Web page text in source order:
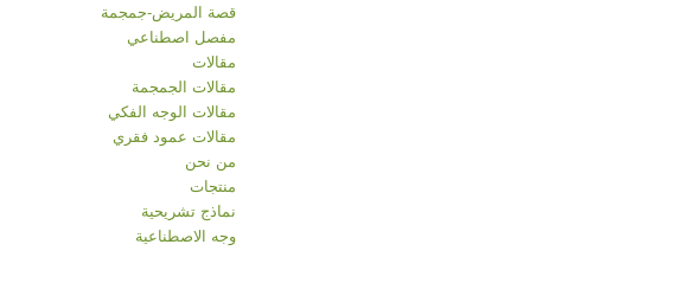
قصة المريض-جمجمة
مفصل اصطناعي
مقالات
مقالات الجمجمة
مقالات الوجه الفكي
مقالات عمود فقري
من نحن
منتجات
نماذج تشريحية
وجه الاصطناعية